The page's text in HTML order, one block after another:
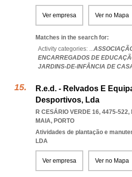
Ver empresa Ver no Mapa
Matches in the search for:
Activity categories: ...
ENCARREGADOS DE
JARDINS-DE-INFÂNCIA DE
R.e.d. - Relvados E
Desportivos, Lda
R CESÁRIO VERDE 16, 4475-522,
MAIA, PORTO
Atividades de plantação e
LDA
Ver empresa Ver no Mapa